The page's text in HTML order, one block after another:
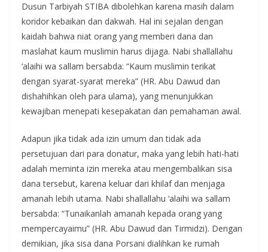
Dusun Tarbiyah STIBA dibolehkan karena masih dalam
koridor kebaikan dan dakwah. Hal ini sejalan dengan
kaidah bahwa niat orang yang memberi dana dan
maslahat kaum muslimin harus dijaga. Nabi shallallahu
‘alaihi wa sallam bersabda: “Kaum muslimin terikat
dengan syarat-syarat mereka” (HR. Abu Dawud dan
dishahihkan oleh para ulama), yang menunjukkan
kewajiban menepati kesepakatan dan pemahaman awal.
Adapun jika tidak ada izin umum dan tidak ada
persetujuan dari para donatur, maka yang lebih hati-hati
adalah meminta izin mereka atau mengembalikan sisa
dana tersebut, karena keluar dari khilaf dan menjaga
amanah lebih utama. Nabi shallallahu ‘alaihi wa sallam
bersabda: “Tunaikanlah amanah kepada orang yang
mempercayaimu” (HR. Abu Dawud dan Tirmidzi). Dengan
demikian, jika sisa dana Porsani dialihkan ke rumah